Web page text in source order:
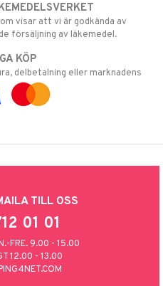
visar att vi är godkända av
försäljning av läkemedel.
KÖP
delbetalning eller marknadens
TILL OSS
01 01
FRE. 9.00 - 15.00
12.00 - 13.00